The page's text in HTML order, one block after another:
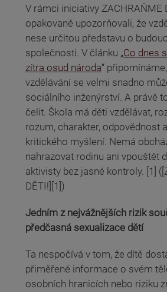
V rámci iniciativy ZACHRAŇME
opakovaně upozorňovali, že
nese určitou představu o
společnosti. V článku „Co dnes
zítra osud národa“
vzdělávání se velmi snadno
sociálního inženýrství. A právě
čelit. Škola má děti vzdělávat,
rozum, charakter, odpovědnost
kritického myšlení. Nemá
nahrazovat rodinu ani vpouštět
aktivisty bez jasné kontroly. [1]
DĚTI!][1])
Jedním z nejvážnějších rizik
předčasná sexualizace dětí
Ta nespočívá v tom, že dítě
přiměřené informace o svém
osobních hranicích nebo riziku